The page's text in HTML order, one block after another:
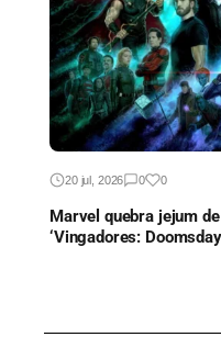
20 jul, 2026 0 0
Marvel quebra jejum
‘Vingadores: